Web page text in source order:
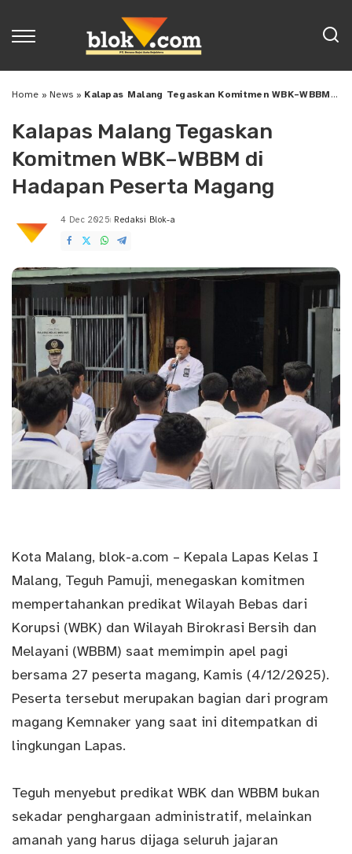
Home »News » Kalapas Malang Tegaskan Komitmen WBK–WBBM di Hadapan Peserta Magang
Kalapas Malang Tegaskan
Komitmen WBK–WBBM di
Hadapan Peserta Magang
4 Dec 2025
Posted
by
Redaksi Blok-a
Kota Malang, blok-a.com – Kepala Lapas Kelas I
Malang, Teguh Pamuji, menegaskan komitmen
mempertahankan predikat Wilayah Bebas dari
Korupsi (WBK) dan Wilayah Birokrasi Bersih dan
Melayani (WBBM) saat memimpin apel pagi
bersama 27 peserta magang, Kamis (4/12/2025).
Peserta tersebut merupakan bagian dari program
magang Kemnaker yang saat ini ditempatkan di
lingkungan Lapas.
Teguh menyebut predikat WBK dan WBBM bukan
sekadar penghargaan administratif, melainkan
amanah yang harus dijaga seluruh jajaran